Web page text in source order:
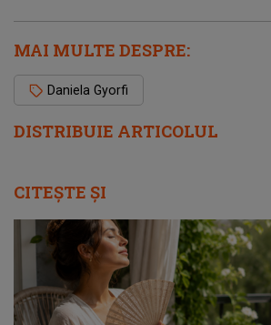
DISTRIBUIE ARTICOLUL
MAI MULTE DESPRE:
Daniela Gyorfi
CITEȘTE ȘI